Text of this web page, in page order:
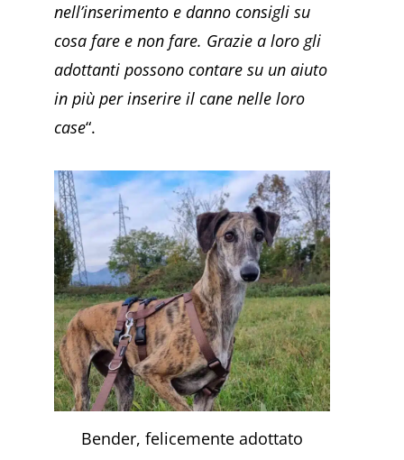
nell’inserimento e danno consigli su
cosa fare e non fare. Grazie a loro gli
adottanti possono contare su un aiuto
in più per inserire il cane nelle loro
case“.
Bender, felicemente adottato